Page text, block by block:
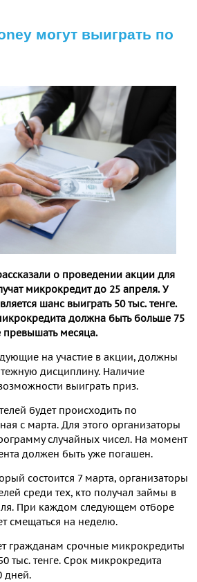
могут выиграть по
о проведении акции для
микрокредит до 25 апреля. У
шанс выиграть 50 тыс. тенге.
должна быть больше 75
превышать месяца.
на участие в акции, должны
дисциплину. Наличие
выиграть приз.
будет происходить по
с марта. Для этого организаторы
случайных чисел. На момент
должен быть уже погашен.
состоится 7 марта, организаторы
среди тех, кто получал займы в
При каждом следующем отборе
смещаться на неделю.
гражданам срочные микрокредиты
тыс. тенге. Срок микрокредита
дней.